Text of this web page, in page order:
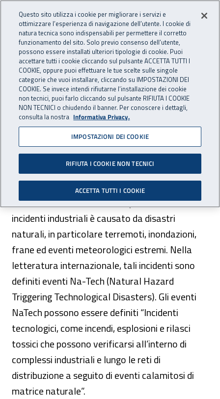
INAIL - Istituto Nazionale
RICERCA E
INNOVAZIONE
TECNOLOGICA
Apri cerca
Navigazione principale
Navigazione - Ti trovi in:
Home Ricerca e Innovazione tecnologica
Ambiti di ricerca
Area sicurezza sul lavoro
Stabilimenti a rischio di incidente rilevante
Rischio Natech e
compatibilità territoriale
Rischio Natech e
compatibilità territoriale
Un numero limitato, ma di impatto rilevante, di
incidenti industriali è causato da disastri
naturali, in particolare terremoti, inondazioni,
frane ed eventi meteorologici estremi. Nella
letteratura internazionale, tali incidenti sono
definiti eventi Na-Tech (Natural Hazard
Triggering Technological Disasters). Gli eventi
NaTech possono essere definiti “Incidenti
tecnologici, come incendi, esplosioni e rilasci
tossici che possono verificarsi all’interno di
complessi industriali e lungo le reti di
distribuzione a seguito di eventi calamitosi di
matrice naturale”.
Questo sito utilizza i cookie per migliorare i servizi e
ottimizzare l’esperienza di navigazione dell’utente. I cookie di
natura tecnica sono indispensabili per permettere il corretto
funzionamento del sito. Solo previo consenso dell’utente,
possono essere installati ulteriori tipologie di cookie. Puoi
accettare tutti i cookie cliccando sul pulsante ACCETTA TUTTI I
COOKIE, oppure puoi effettuare le tue scelte sulle singole
categorie che vuoi installare, cliccando su IMPOSTAZIONI DEI
COOKIE. Se invece intendi rifiutarne l’installazione dei cookie
non tecnici, puoi farlo cliccando sul pulsante RIFIUTA I COOKIE
NON TECNICI o chiudendo il banner. Per conoscere i dettagli,
consulta la nostra Informativa Privacy.
IMPOSTAZIONI DEI COOKIE
RIFIUTA I COOKIE NON TECNICI
ACCETTA TUTTI I COOKIE